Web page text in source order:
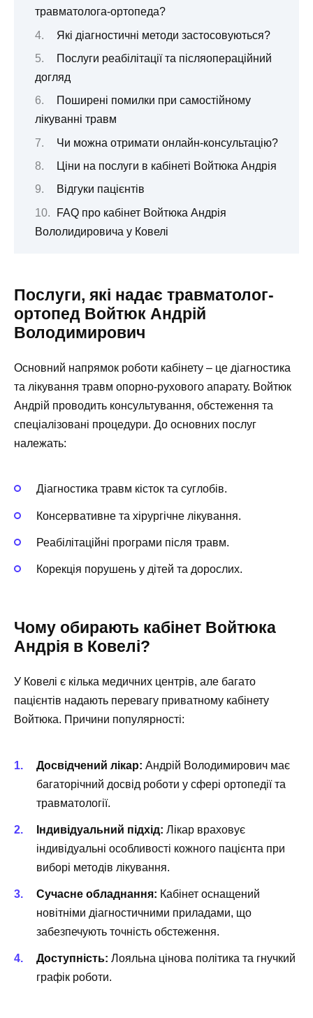
травматолога-ортопеда?
Які діагностичні методи застосовуються?
Послуги реабілітації та післяопераційний
догляд
Поширені помилки при самостійному
лікуванні травм
Чи можна отримати онлайн-консультацію?
Ціни на послуги в кабінеті Войтюка Андрія
Відгуки пацієнтів
FAQ про кабінет Войтюка Андрія
Вололидировича у Ковелі
Послуги, які надає травматолог-
ортопед Войтюк Андрій
Володимирович
Основний напрямок роботи кабінету – це діагностика
та лікування травм опорно-рухового апарату. Войтюк
Андрій проводить консультування, обстеження та
спеціалізовані процедури. До основних послуг
належать:
Діагностика травм кісток та суглобів.
Консервативне та хірургічне лікування.
Реабілітаційні програми після травм.
Корекція порушень у дітей та дорослих.
Чому обирають кабінет Войтюка
Андрія в Ковелі?
У Ковелі є кілька медичних центрів, але багато
пацієнтів надають перевагу приватному кабінету
Войтюка. Причини популярності:
Досвідчений лікар: Андрій Володимирович має
багаторічний досвід роботи у сфері ортопедії та
травматології.
Індивідуальний підхід: Лікар враховує
індивідуальні особливості кожного пацієнта при
виборі методів лікування.
Сучасне обладнання: Кабінет оснащений
новітніми діагностичними приладами, що
забезпечують точність обстеження.
Доступність: Лояльна цінова політика та гнучкий
графік роботи.